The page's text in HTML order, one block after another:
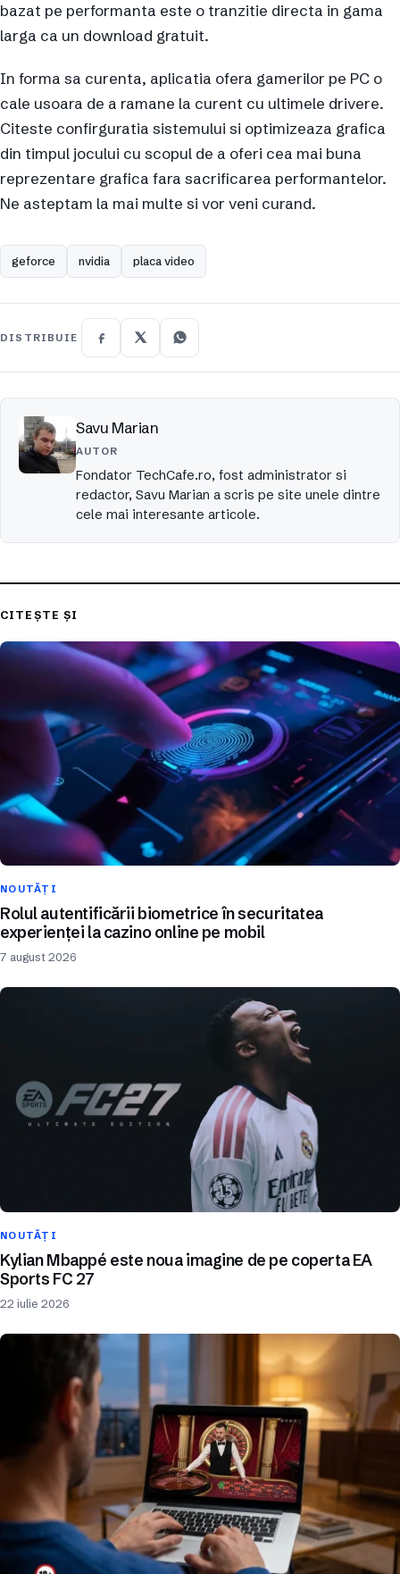
bazat pe performanta este o tranzitie directa in gama
larga ca un download gratuit.
In forma sa curenta, aplicatia ofera gamerilor pe PC o
cale usoara de a ramane la curent cu ultimele drivere.
Citeste confirguratia sistemului si optimizeaza grafica
din timpul jocului cu scopul de a oferi cea mai buna
reprezentare grafica fara sacrificarea performantelor.
Ne asteptam la mai multe si vor veni curand.
geforce nvidia placa video
DISTRIBUIE
Savu Marian
AUTOR
Fondator TechCafe.ro, fost administrator si
redactor, Savu Marian a scris pe site unele dintre
cele mai interesante articole.
CITEȘTE ȘI
NOUTĂȚI
Rolul autentificării biometrice în securitatea
experienței la cazino online pe mobil
7 august 2026
NOUTĂȚI
Kylian Mbappé este noua imagine de pe coperta EA
Sports FC 27
22 iulie 2026